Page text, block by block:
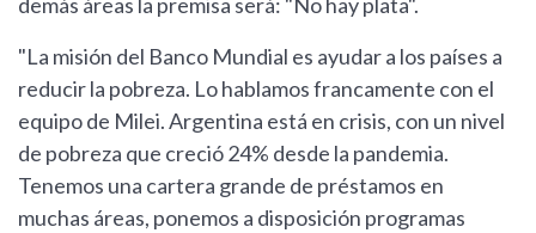
demás áreas la premisa será: "No hay plata".
"La misión del Banco Mundial es ayudar a los países a
reducir la pobreza. Lo hablamos francamente con el
equipo de Milei. Argentina está en crisis, con un nivel
de pobreza que creció 24% desde la pandemia.
Tenemos una cartera grande de préstamos en
muchas áreas, ponemos a disposición programas